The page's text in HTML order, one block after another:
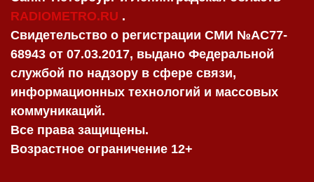
RADIOMETRO.RU .
Свидетельство о регистрации СМИ №AC77-
68943 от 07.03.2017, выдано Федеральной
службой по надзору в сфере связи,
информационных технологий и массовых
коммуникаций.
Все права защищены.
Возрастное ограничение 12+